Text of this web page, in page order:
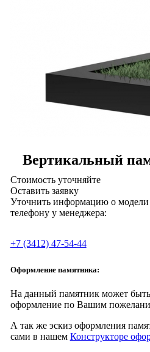
Вертикальный
Стоимость уточняйте
Оставить заявку
Уточнить информацию о
телефону у менеджера:
+7 (3412) 47-54-44
Оформление памятника:
На данный памятник может
оформление по Вашим
А так же эскиз оформления
сами в нашем Конструкторе